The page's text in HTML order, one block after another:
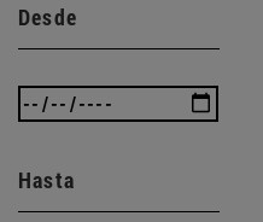
Desde
Hasta